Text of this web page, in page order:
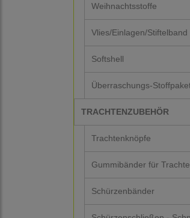
Weihnachtsstoffe
Vlies/Einlagen/Stiftelband
Softshell
Überraschungs-
TRACHTENZUBEHÖR
Trachtenknöpfe
Gummibänder für
Schürzenbänder